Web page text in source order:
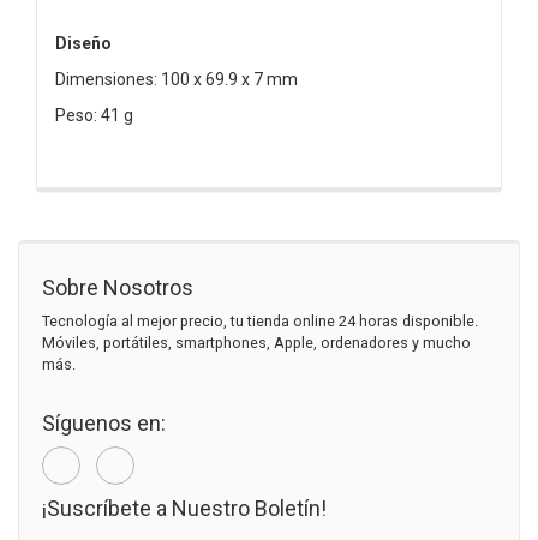
Diseño
Dimensiones: 100 x 69.9 x 7 mm
Peso: 41 g
Sobre Nosotros
Tecnología al mejor precio, tu tienda online 24 horas disponible.
Móviles, portátiles, smartphones, Apple, ordenadores y mucho
más.
Síguenos en:
¡Suscríbete a Nuestro Boletín!